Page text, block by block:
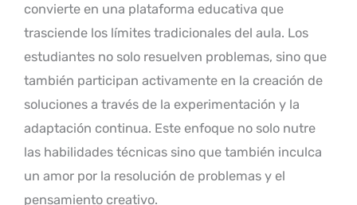
convierte en una plataforma educativa que
trasciende los límites tradicionales del aula. Los
estudiantes no solo resuelven problemas, sino que
también participan activamente en la creación de
soluciones a través de la experimentación y la
adaptación continua. Este enfoque no solo nutre
las habilidades técnicas sino que también inculca
un amor por la resolución de problemas y el
pensamiento creativo.